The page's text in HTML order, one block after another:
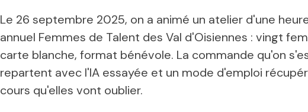
Le 26 septembre 2025, on a animé un atelier d'une
annuel Femmes de Talent des Val d'Oisiennes : vingt
carte blanche, format bénévole. La commande qu'on
repartent avec l'IA essayée et un mode d'emploi
cours qu'elles vont oublier.